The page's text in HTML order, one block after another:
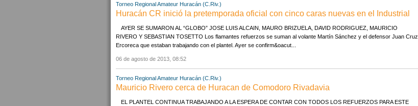
Torneo Regional Amateur Huracán (C.Riv.)
Huracán CR inició la pretemporada oficial con cinco caras nuevas en el Industrial
AYER SE SUMARON AL “GLOBO” JOSE LUIS ALCAIN, MAURO BRIZUELA, DAVID RODRIGUEZ, MAURICIO
RIVERO Y SEBASTIAN TOSETTO Los flamantes refuerzos se suman al volante Martín Sánchez y el defensor Juan Cruz
Ercoreca que estaban trabajando con el plantel. Ayer se confirm&oacut...
06 de agosto de 2013, 08:52
Torneo Regional Amateur Huracán (C.Riv.)
Mauricio Rivero cerca de Huracan de Comodoro Rivadavia
EL PLANTEL CONTINUA TRABAJANDO A LA ESPERA DE CONTAR CON TODOS LOS REFUERZOS PARA ESTE